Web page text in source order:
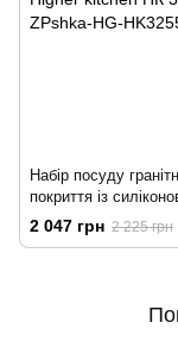
Набір посуду
покриття із
кришками (8
kitchen НК 325
2 047 грн 2 225 грн